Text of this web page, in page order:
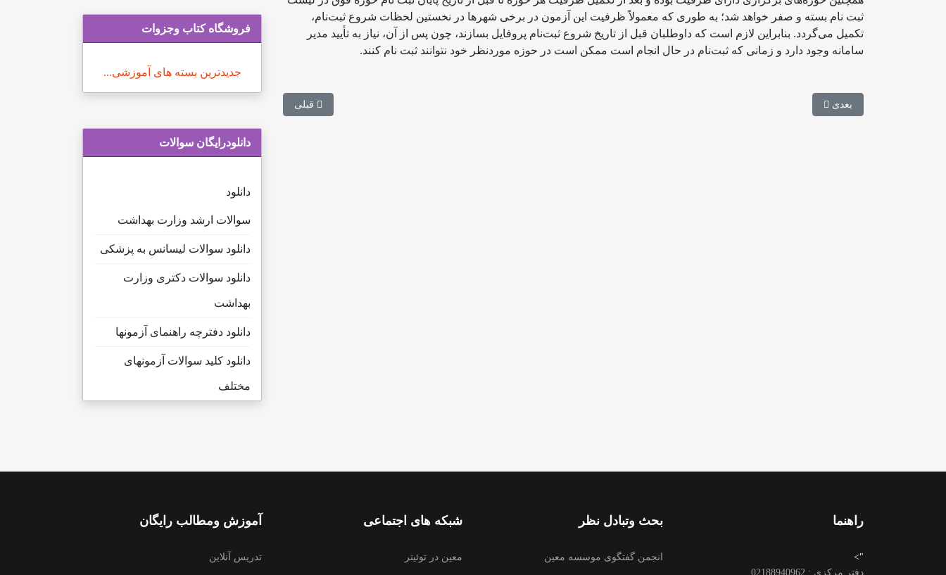
ثبت نام بسته و صفر خواهد شد؛ به طوری که معمولاً ظرفیت این آزمون در برخی شهرها در نخستین لحظات شروع ثبت‌نام،
تکمیل می‌گردد. بنابراین لازم است که داوطلبان قبل از تاریخ شروع ثبت‌نام پروفایل بسازند، چون پس از آن، نیاز به تأیید مدیر
سامانه وجود دارد و زمانی که ثبت‌نام در حال انجام است ممکن است در حوزه موردنظر خود نتوانند ثبت نام کنند.
مطلب قبلی: زمان انتشار نتایج اولیه آزمون دکتری 96 وزارت علوم
قبلی مطلب بعدی: ابلاغ آیین نامه جدید دوره دکتری
بعدی
فروشگاه کتاب وجزوات
جدیدترین بسته های آموزشی...
دانلودرایگان سوالات
دانلود
سوالات ارشد وزارت بهداشت
دانلود سوالات لیسانس به پزشکی
دانلود سوالات دکتری وزارت
بهداشت
دانلود دفترچه راهنمای آزمونها
دانلود کلید سوالات آزمونهای
مختلف
راهنما
">
دفتر مرکزی : 02188940962
بحث وتبادل نظر
انجمن گفتگوی موسسه معین
شبکه های اجتماعی
معین در توئیتر
آموزش ومطالب رایگان
تدریس آنلاین